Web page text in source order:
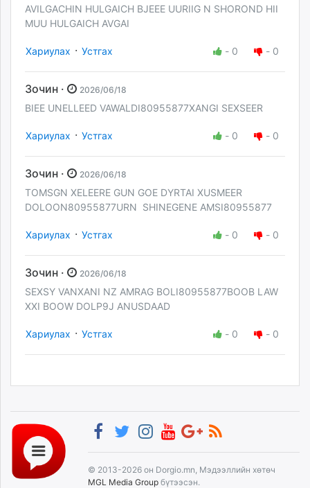
AVILGACHIN HULGAICH BJEEE UURIIG N SHOROND HII
MUU HULGAICH AVGAI
Хариулах · Устгах - 0 - 0
Зочин · 2026/06/18
BIEE UNELLEED VAWALDI80955877XANGI SEXSEER
Хариулах · Устгах - 0 - 0
Зочин · 2026/06/18
TOMSGN XELEERE GUN GOE DYRTAI XUSMEER
DOLOON80955877URN SHINEGENE AMSI80955877
Хариулах · Устгах - 0 - 0
Зочин · 2026/06/18
SEXSY VANXANI NZ AMRAG BOLI80955877BOOB LAW
XXI BOOW DOLP9J ANUSDAAD
Хариулах · Устгах - 0 - 0
© 2013-2026 он Dorgio.mn, Мэдээллийн хөтөч
MGL Media Group бүтээсэн.